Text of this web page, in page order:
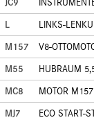
JC9
L
LINKS-
M157
V8-
M55
HUBRAUM
MC8
MOTOR
MJ7
ECO START-